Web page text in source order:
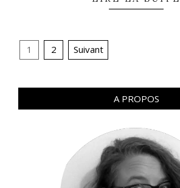
Navigation
articles
1 2 Suivant
A PROPOS